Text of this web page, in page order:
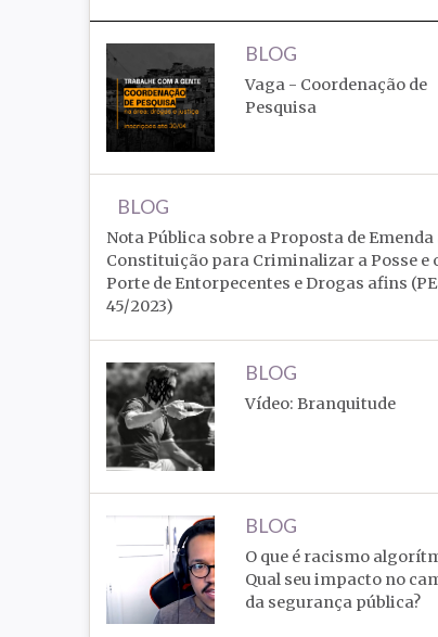
BLOG
Vaga - Coordenação de
Pesquisa
BLOG
Nota Pública sobre a Proposta de Emenda
Constituição para Criminalizar a Posse e
Porte de Entorpecentes e Drogas afins
45/2023)
BLOG
Vídeo: Branquitude
BLOG
O que é racismo
Qual seu impacto no
da segurança pública?